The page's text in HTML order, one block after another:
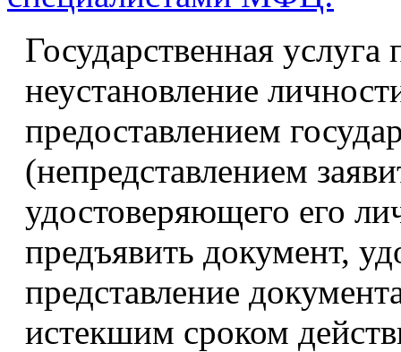
Государственная услуга
неустановление
предоставлением
(непредставлением
удостоверяющего его
предъявить документ,
представление
истекшим сроком